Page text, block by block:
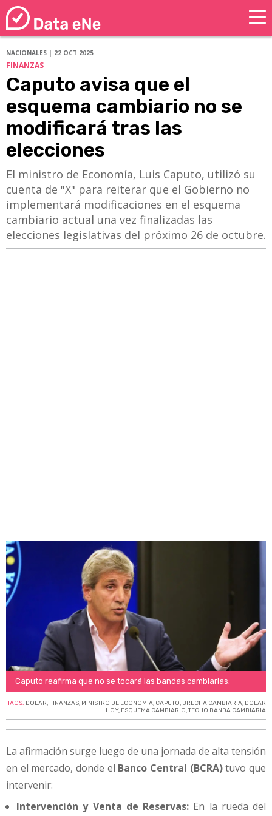
NACIONALES | 22 OCT 2025
FINANZAS
Caputo avisa que el
esquema cambiario no se
modificará tras las
elecciones
El ministro de Economía, Luis Caputo, utilizó su
cuenta de "X" para reiterar que el Gobierno no
implementará modificaciones en el esquema
cambiario actual una vez finalizadas las
elecciones legislativas del próximo 26 de octubre.
Caputo reafirma que no se tocará las bandas cambiarias.
TAGS: DOLAR, FINANZAS, MINISTRO DE ECONOMIA, CAPUTO, BRECHA CAMBIARIA, DOLAR
HOY, ESQUEMA CAMBIARIO,TECHO BANDA CAMBIARIA
La afirmación surge luego de una jornada de alta tensión
en el mercado, donde el Banco Central (BCRA)tuvo que
intervenir:
Intervención y Venta de Reservas: En la rueda del